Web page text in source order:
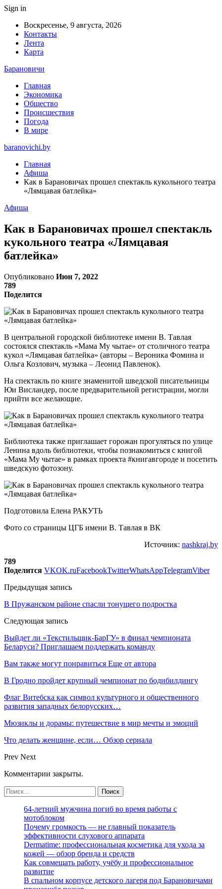
Sign in
Воскресенье, 9 августа, 2026
Контакты
Лента
Карта
Барановичи
Главная
Экономика
Общество
Происшествия
Погода
В мире
baranovichi.by
Главная
Афиша
Как в Барановичах прошел спектакль кукольного театра
«Лямцавая батлейка»
Афиша
Как в Барановичах прошел спектакль
кукольного театра «Лямцавая
батлейка»
Опубликовано Июн 7, 2022
789
Поделится
В центральной городской библиотеке имени В. Тавлая
состоялся спектакль «Мама Му чытае» от столичного театра
кукол «Лямцавая батлейка» (авторы – Вероника Фомина и
Ольга Козлович, музыка – Леонид Павленок).
На спектакль по книге знаменитой шведской писательницы
Юи Висландер, после предварительной регистрации, могли
прийти все желающие.
Библиотека также приглашает горожан прогуляться по улице
Ленина вдоль библиотеки, чтобы познакомиться с книгой
«Мама Му чытае» в рамках проекта #книгавгороде и посетить
шведскую фотозону.
Подготовила Елена РАКУТЬ
Фото со страницы ЦГБ имени В. Тавлая в ВК
Источник: nashkraj.by
789
Поделится VKOK.ruFacebookTwitterWhatsAppTelegramViber
Предыдущая запись
В Пружанском районе спасли тонущего подростка
Следующая запись
Выйдет ли «Текстильщик-БарГУ» в финал чемпионата
Беларуси? Приглашаем поддержать команду
Вам также могут понравиться Еще от автора
В Гродно пройдет крупный чемпионат по бодибилдингу
Флаг Витебска как символ культурного и общественного
развития западных белорусских…
Мюзиклы и дорамы: путешествие в мир мечты и эмоций
Что делать женщине, если… Обзор сериала
Prev Next
Комментарии закрыты.
64-летний мужчина погиб во время работы с
мотоблоком
Почему громкость — не главный показатель
эффективности слухового аппарата
Dermatime: профессиональная косметика для ухода за
кожей — обзор бренда и средств
Как совмещать работу, учёбу и профессиональное
развитие
В спальном корпусе детского лагеря под Барановичами